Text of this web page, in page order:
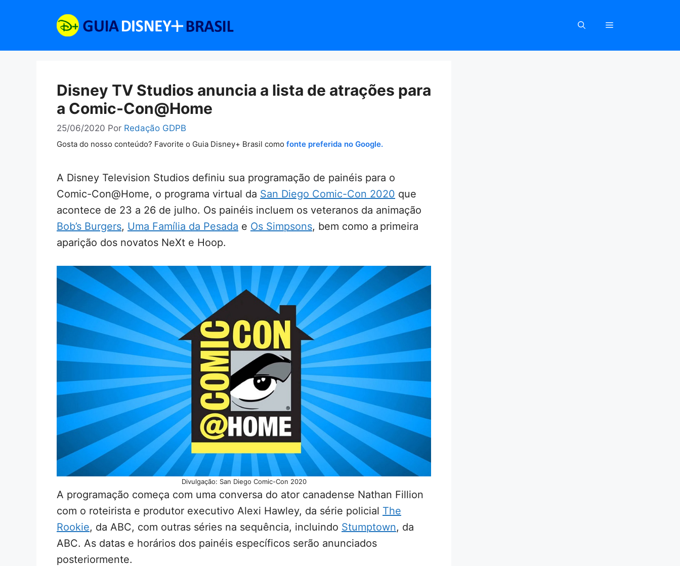
Disney TV Studios anuncia a lista de atrações para
a Comic-Con@Home
25/06/2020 Por Redação GDPB
Gosta do nosso conteúdo? Favorite o Guia Disney+ Brasil como fonte preferida no Google.
A Disney Television Studios definiu sua programação de painéis para o
Comic-Con@Home, o programa virtual da San Diego Comic-Con 2020 que
acontece de 23 a 26 de julho. Os painéis incluem os veteranos da animação
Bob’s Burgers, Uma Família da Pesada e Os Simpsons, bem como a primeira
aparição dos novatos NeXt e Hoop.
Divulgação: San Diego Comic-Con 2020
A programação começa com uma conversa do ator canadense Nathan Fillion
com o roteirista e produtor executivo Alexi Hawley, da série policial The
Rookie, da ABC, com outras séries na sequência, incluindo Stumptown, da
ABC. As datas e horários dos painéis específicos serão anunciados
posteriormente.